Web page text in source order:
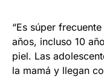
“Es súper
años, incluso 10
piel. Las
la mamá y llegan